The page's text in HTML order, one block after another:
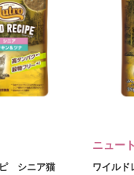
シニア猫
ニュー
ワイル